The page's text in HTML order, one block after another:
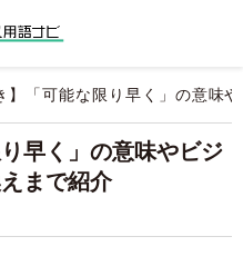
】「可能な限り早く」の意味
早く」の意味やビジ
まで紹介